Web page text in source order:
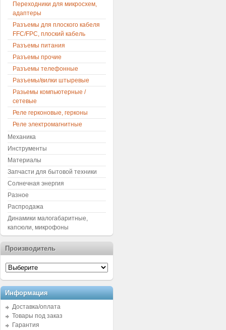
Переходники для микросхем,
адаптеры
Разъемы для плоского кабеля
FFC/FPC, плоский кабель
Разъемы питания
Разъемы прочие
Разъемы телефонные
Разъемы/вилки штыревые
Разьемы компьютерные /
сетевые
Реле герконовые, герконы
Реле электромагнитные
Механика
Инструменты
Материалы
Запчасти для бытовой техники
Солнечная энергия
Разное
Распродажа
Динамики малогабаритные,
капсюли, микрофоны
Производитель
Информация
Доставка/оплата
Товары под заказ
Гарантия